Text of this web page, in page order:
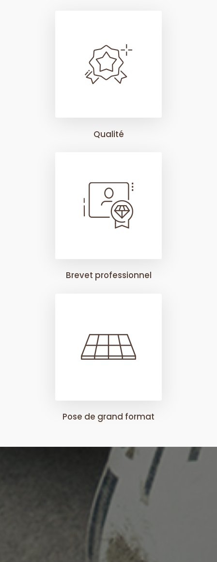
Qualité
Brevet professionnel
Pose de grand format